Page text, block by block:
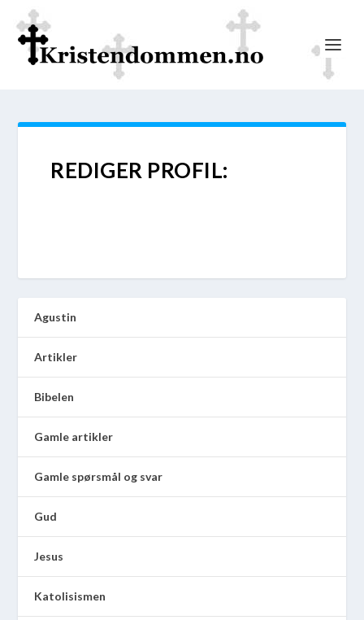
REDIGER PROFIL:
Agustin
Artikler
Bibelen
Gamle artikler
Gamle spørsmål og svar
Gud
Jesus
Katolisismen